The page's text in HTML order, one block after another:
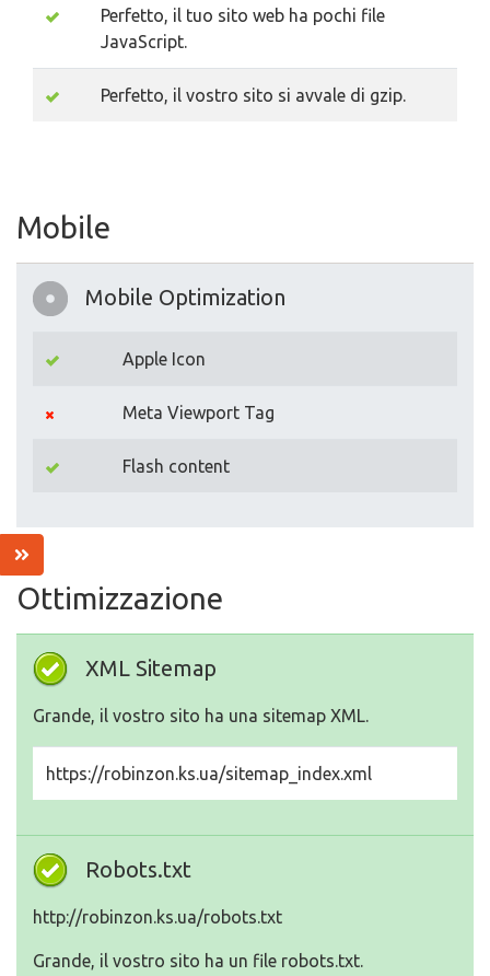
Perfetto, il tuo sito web ha pochi file
JavaScript.
Perfetto, il vostro sito si avvale di gzip.
Mobile
Mobile Optimization
Apple Icon
Meta Viewport Tag
Flash content
Ottimizzazione
XML Sitemap
Grande, il vostro sito ha una sitemap XML.
https://robinzon.ks.ua/sitemap_index.xml
Robots.txt
http://robinzon.ks.ua/robots.txt
Grande, il vostro sito ha un file robots.txt.